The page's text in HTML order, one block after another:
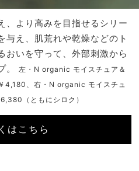
、より高みを目指せるシリー
与え、肌荒れや乾燥などのト
おいを守って、外部刺激から
。
左・N organic モイスチュア＆
4,180、右・N organic モイスチュ
（ともにシロク）
はこちら